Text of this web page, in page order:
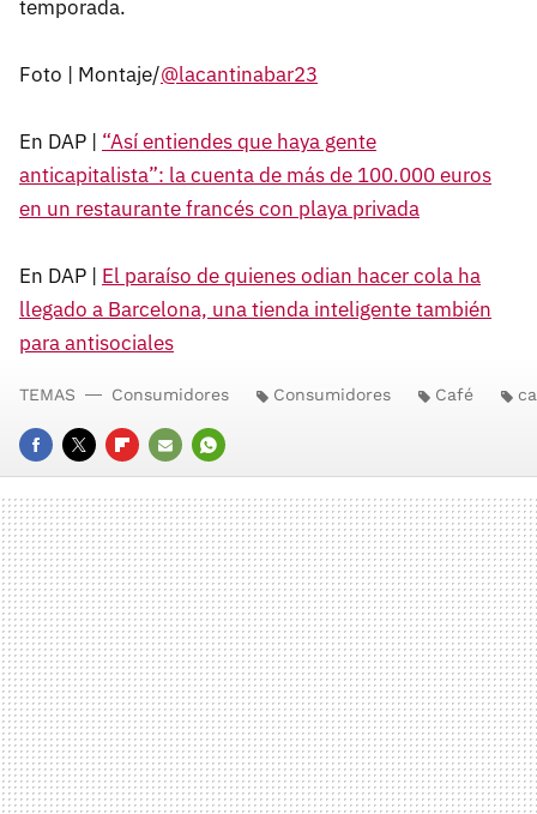
temporada.
Foto | Montaje/@lacantinabar23
En DAP | “Así entiendes que haya gente
anticapitalista”: la cuenta de más de 100.000 euros
en un restaurante francés con playa privada
En DAP | El paraíso de quienes odian hacer cola ha
llegado a Barcelona, una tienda inteligente también
para antisociales
FACEBOOK
TWITTERFLIPBOARD
E-
MAIL
WHATSAPP
TEMAS Consumidores Consumidores Café